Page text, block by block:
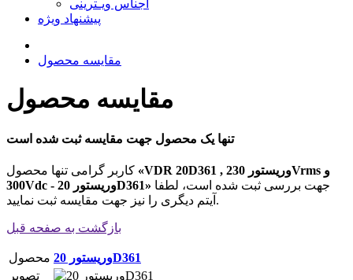
اجناس ویـترینی
پیشنهاد ویژه
مقایسه محصول
مقایسه محصول
تنها یک محصول جهت مقایسه ثبت شده است
«VDR 20D361 , وریستور 230Vrms و
300Vdc - وریستور 20D361»
آیتم دیگری را نیز جهت مقایسه ثبت نمایید.
بازگشت به صفحه قبل
محصول
وریستور 20D361
تصویر